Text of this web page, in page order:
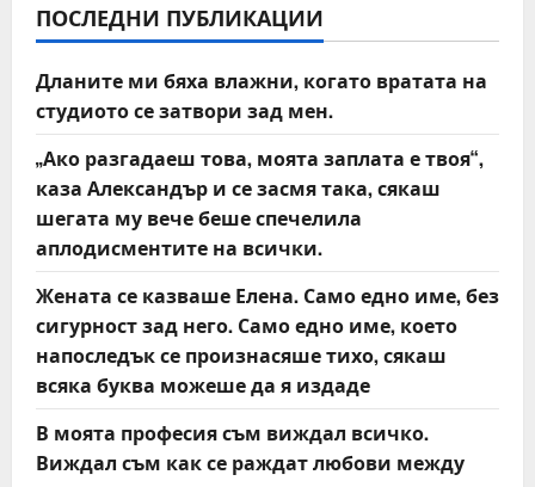
v
i
g
a
t
i
o
n
ПОСЛЕДНИ ПУБЛИКАЦИИ
Дланите ми бяха влажни, когато вратата на
студиото се затвори зад мен.
„Ако разгадаеш това, моята заплата е твоя“,
каза Александър и се засмя така, сякаш
шегата му вече беше спечелила
аплодисментите на всички.
Жената се казваше Елена. Само едно име, без
сигурност зад него. Само едно име, което
напоследък се произнасяше тихо, сякаш
всяка буква можеше да я издаде
В моята професия съм виждал всичко.
Виждал съм как се раждат любови между